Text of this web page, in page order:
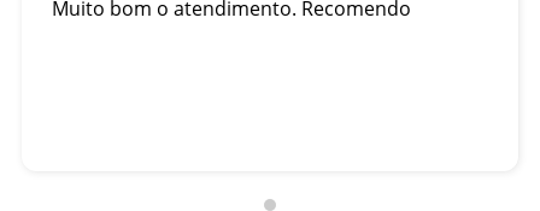
Muito bom o atendimento. Recomendo